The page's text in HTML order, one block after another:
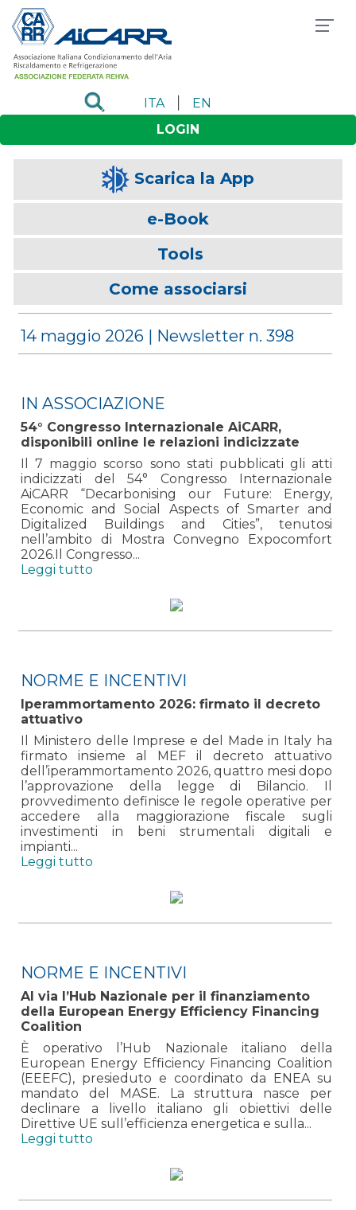
ITA
EN
LOGIN
Scarica la App
e-Book
Tools
Come associarsi
14 maggio 2026 | Newsletter n. 398
IN ASSOCIAZIONE
54° Congresso Internazionale AiCARR,
disponibili online le relazioni indicizzate
Il 7 maggio scorso sono stati pubblicati gli atti
indicizzati del 54° Congresso Internazionale
AiCARR “Decarbonising our Future: Energy,
Economic and Social Aspects of Smarter and
Digitalized Buildings and Cities”, tenutosi
nell’ambito di Mostra Convegno Expocomfort
2026.Il Congresso...
Leggi tutto
NORME E INCENTIVI
Iperammortamento 2026: firmato il decreto
attuativo
Il Ministero delle Imprese e del Made in Italy ha
firmato insieme al MEF il decreto attuativo
dell’iperammortamento 2026, quattro mesi dopo
l’approvazione della legge di Bilancio. Il
provvedimento definisce le regole operative per
accedere alla maggiorazione fiscale sugli
investimenti in beni strumentali digitali e
impianti...
Leggi tutto
NORME E INCENTIVI
Al via l’Hub Nazionale per il finanziamento
della European Energy Efficiency Financing
Coalition
È operativo l’Hub Nazionale italiano della
European Energy Efficiency Financing Coalition
(EEEFC), presieduto e coordinato da ENEA su
mandato del MASE. La struttura nasce per
declinare a livello italiano gli obiettivi delle
Direttive UE sull’efficienza energetica e sulla...
Leggi tutto